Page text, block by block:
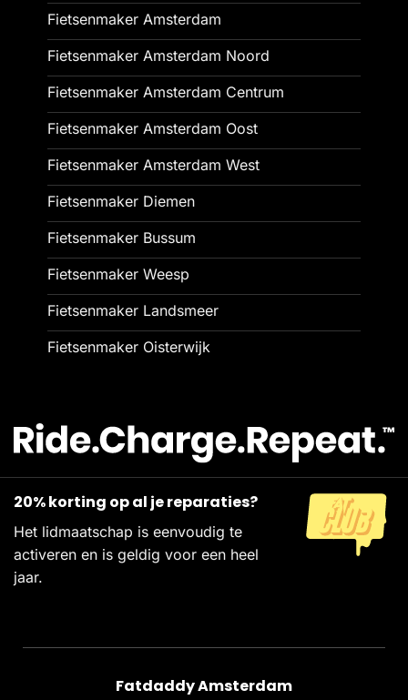
Fietsenmaker Amsterdam
Fietsenmaker Amsterdam Noord
Fietsenmaker Amsterdam Centrum
Fietsenmaker Amsterdam Oost
Fietsenmaker Amsterdam West
Fietsenmaker Diemen
Fietsenmaker Bussum
Fietsenmaker Weesp
Fietsenmaker Landsmeer
Fietsenmaker Oisterwijk
20% korting op al je reparaties?
Het lidmaatschap is eenvoudig te
activeren en is geldig voor een heel
jaar.
Fatdaddy Amsterdam